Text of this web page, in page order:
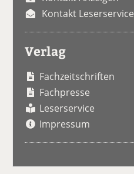
Kontakt Leserservice
Verlag
Fachzeitschriften
Fachpresse
Leserservice
Impressum